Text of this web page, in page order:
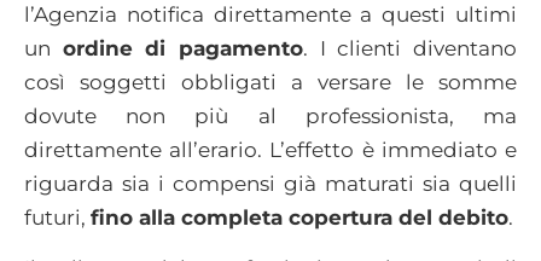
l’Agenzia notifica direttamente a questi ultimi
un ordine di pagamento. I clienti diventano
così soggetti obbligati a versare le somme
dovute non più al professionista, ma
direttamente all’erario. L’effetto è immediato e
riguarda sia i compensi già maturati sia quelli
futuri, fino alla completa copertura del debito.